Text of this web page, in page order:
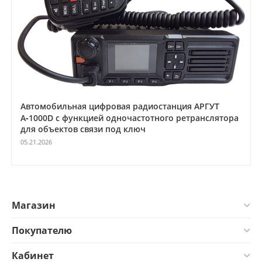
Автомобильная цифровая радиостанция АРГУТ
А‑1000D с функцией одночастотного ретранслятора
для объектов связи под ключ
05.21.2026
Магазин
Покупателю
Кабинет